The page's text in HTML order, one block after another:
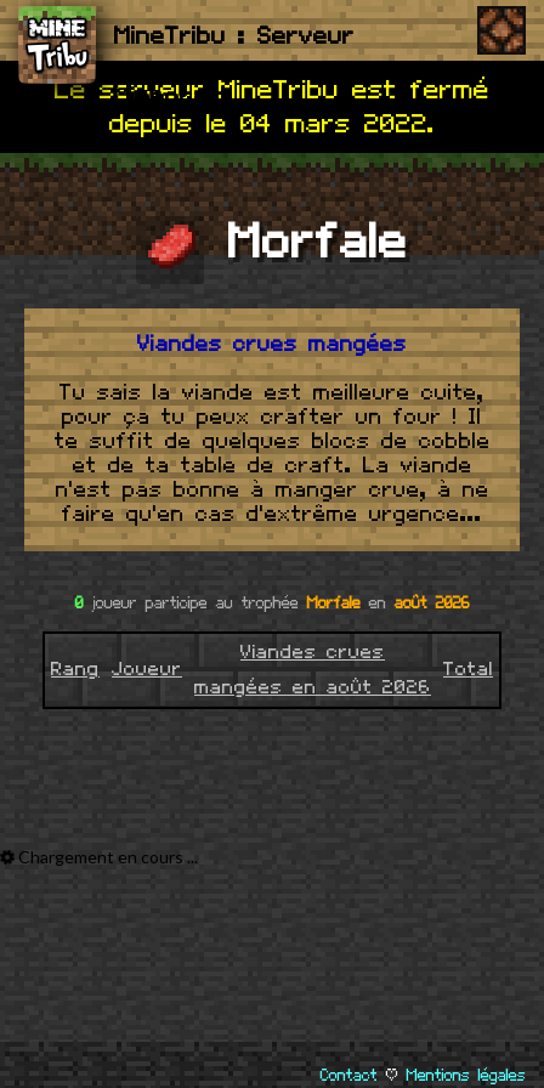
MineTribu : Serveur
Minecraft
Le serveur MineTribu est fermé
depuis le 04 mars 2022.
Morfale
Viandes crues mangées
Tu sais la viande est meilleure cuite,
pour ça tu peux crafter un four ! Il
te suffit de quelques blocs de cobble
et de ta table de craft. La viande
n'est pas bonne à manger crue, à ne
faire qu'en cas d'extrême urgence...
0joueur participe au trophée Morfaleenaoût 2026
Rang Joueur
Viandes crues
mangées en août 2026
Total
Chargement en cours ...
Contact| Mentions légales